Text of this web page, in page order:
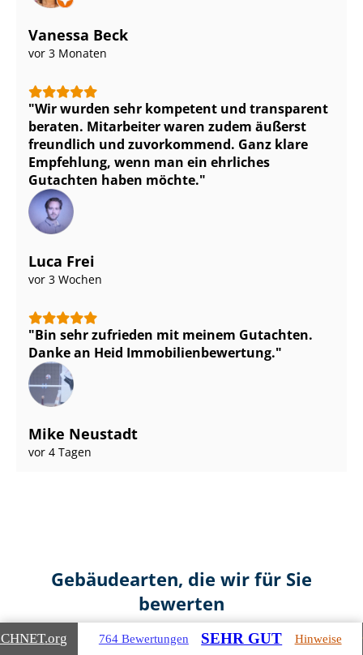
Vanessa Beck
vor 3 Monaten
Wir wurden sehr kompetent und transparent
beraten. Mitarbeiter waren zudem äußerst
freundlich und zuvorkommend. Ganz klare
Empfehlung, wenn man ein ehrliches
Gutachten haben möchte.
Luca Frei
vor 3 Wochen
Bin sehr zufrieden mit meinem Gutachten.
Danke an Heid Im­mo­bi­li­en­be­wer­tung.
Mike Neustadt
vor 4 Tagen
Gebäudearten, die wir für Sie
bewerten
.org 764 Bewertungen SEHR GUT Hinweise